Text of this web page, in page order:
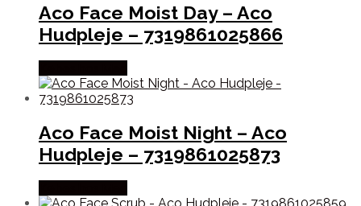
Aco Face Moist Day – Aco
Hudpleje – 7319861025866
Aco Face Moist Night – Aco
Hudpleje – 7319861025873